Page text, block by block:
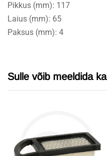
Pikkus (mm): 117
Laius (mm): 65
Paksus (mm): 4
Sulle võib meeldida ka